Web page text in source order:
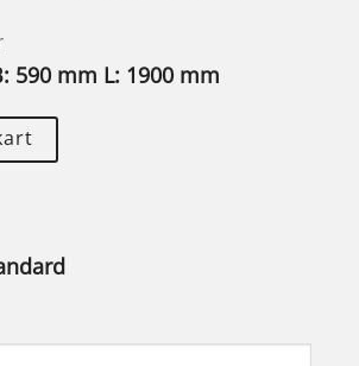
590 mm L: 1900 mm